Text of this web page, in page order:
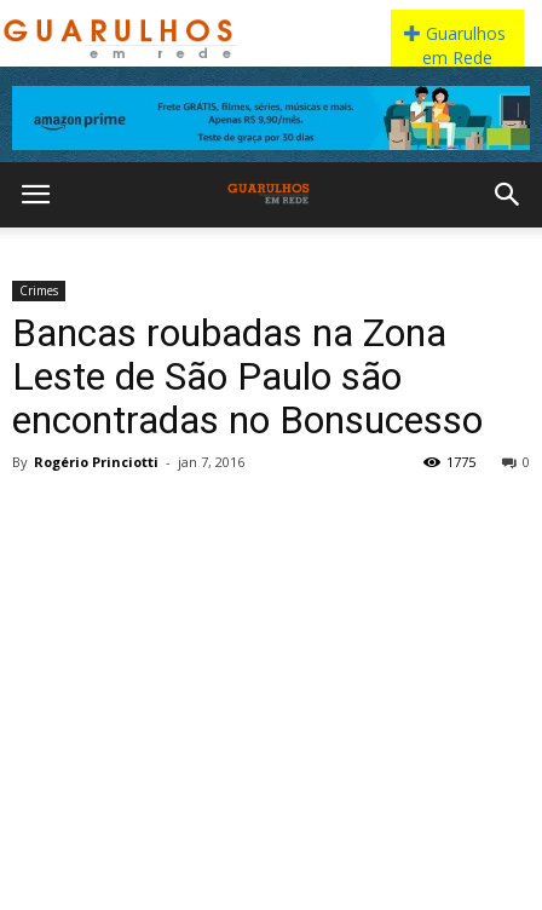
Crimes
Bancas roubadas na Zona
Leste de São Paulo são
encontradas no Bonsucesso
By Rogério Princiotti - jan 7, 2016 0
1775